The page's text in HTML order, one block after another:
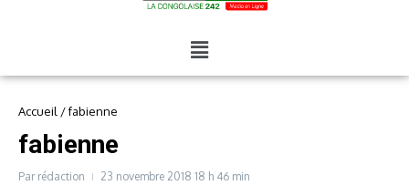
Accueil /fabienne
fabienne
Par rédaction 23 novembre 2018 18 h 46 min